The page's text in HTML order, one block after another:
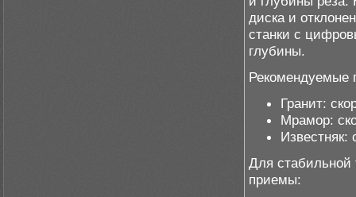
диска и
станки с
глубины.
Рекомендуемые
Гранит:
Мрамор:
Известняк:
Для
приемы: